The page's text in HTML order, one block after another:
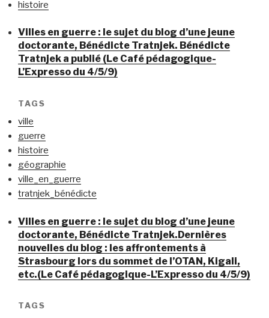
histoire
Villes en guerre : le sujet du blog d’une jeune
doctorante, Bénédicte Tratnjek. Bénédicte
Tratnjek a publié (Le Café pédagogique-
L’Expresso du 4/5/9)
TAGS
ville
guerre
histoire
géographie
ville_en_guerre
tratnjek_bénédicte
Villes en guerre : le sujet du blog d’une jeune
doctorante, Bénédicte Tratnjek.Dernières
nouvelles du blog : les affrontements à
Strasbourg lors du sommet de l’OTAN, Kigali,
etc.(Le Café pédagogique-L’Expresso du 4/5/9)
TAGS